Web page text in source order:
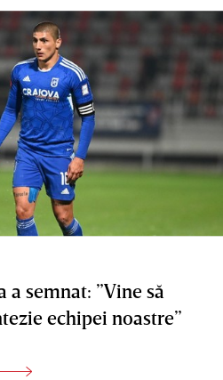
a semnat: ”Vine să
echipei noastre”